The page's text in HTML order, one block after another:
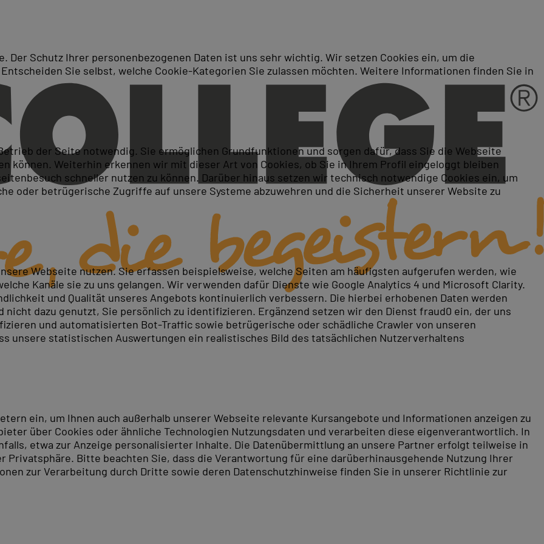
– Live-Online
Entwickler in der Webentwicklung eine wichtige Qualifikation.Java Server Pages Kurse zeigen Ihnen, wie Sie
Sie Ihre JSP-Kenntnisse. Alle Inhalte werden live und online vermittelt – interaktiv und bequem vom
Der Schutz Ihrer personenbezogenen Daten ist uns sehr wichtig. Wir setzen Cookies ein, um die
Sie selbst, welche Cookie-Kategorien Sie zulassen möchten. Weitere Informationen finden Sie in
der Seite notwendig. Sie ermöglichen Grundfunktionen und sorgen dafür, dass Sie die Webseite
können. Weiterhin erkennen wir mit dieser Art von Cookies, ob Sie in Ihrem Profil eingeloggt bleiben
schneller nutzen zu können. Darüber hinaus setzen wir technisch notwendige Cookies ein, um
oder betrügerische Zugriffe auf unsere Systeme abzuwehren und die Sicherheit unserer Website zu
Webseite nutzen. Sie erfassen beispielsweise, welche Seiten am häufigsten aufgerufen werden, wie
Kanäle sie zu uns gelangen. Wir verwenden dafür Dienste wie Google Analytics 4 und Microsoft Clarity.
und Qualität unseres Angebots kontinuierlich verbessern. Die hierbei erhobenen Daten werden
dazu genutzt, Sie persönlich zu identifizieren. Ergänzend setzen wir den Dienst fraud0 ein, der uns
und automatisierten Bot-Traffic sowie betrügerische oder schädliche Crawler von unseren
unsere statistischen Auswertungen ein realistisches Bild des tatsächlichen Nutzerverhaltens
ein, um Ihnen auch außerhalb unserer Webseite relevante Kursangebote und Informationen anzeigen zu
über Cookies oder ähnliche Technologien Nutzungsdaten und verarbeiten diese eigenverantwortlich. In
etwa zur Anzeige personalisierter Inhalte. Die Datenübermittlung an unsere Partner erfolgt teilweise in
Privatsphäre. Bitte beachten Sie, dass die Verantwortung für eine darüberhinausgehende Nutzung Ihrer
zur Verarbeitung durch Dritte sowie deren Datenschutzhinweise finden Sie in unserer Richtlinie zur